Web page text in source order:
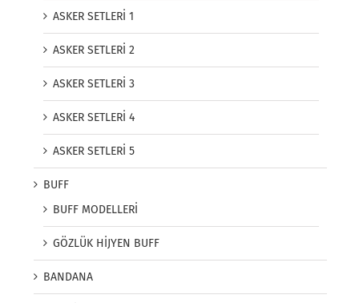
ASKER SETLERİ 1
ASKER SETLERİ 2
ASKER SETLERİ 3
ASKER SETLERİ 4
ASKER SETLERİ 5
BUFF
BUFF MODELLERİ
GÖZLÜK HİJYEN BUFF
BANDANA